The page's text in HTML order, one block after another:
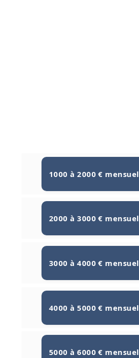
1000 à 2000 € mensuel
2000 à 3000 € mensuel
3000 à 4000 € mensuel
4000 à 5000 € mensuel
5000 à 6000 € mensuel